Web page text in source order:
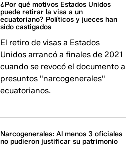
¿Por qué motivos Estados Unidos
puede retirar la visa a un
ecuatoriano? Políticos y jueces han
sido castigados
El retiro de visas a Estados
Unidos arrancó a finales de 2021
cuando se revocó el documento a
presuntos "narcogenerales"
ecuatorianos.
Narcogenerales: Al menos 3 oficiales
no pudieron justificar su patrimonio